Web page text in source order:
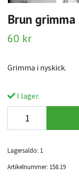
Brun grimma
60 kr
Grimma i nyskick.
I lager.
Lagersaldo: 1
Artikelnummer: 158.19